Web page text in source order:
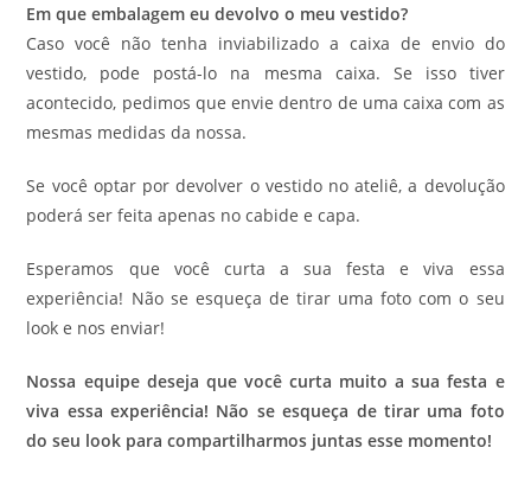
Em que embalagem eu devolvo o meu vestido?
Caso você não tenha inviabilizado a caixa de envio do
vestido, pode postá-lo na mesma caixa. Se isso tiver
acontecido, pedimos que envie dentro de uma caixa com as
mesmas medidas da nossa.
Se você optar por devolver o vestido no ateliê, a devolução
poderá ser feita apenas no cabide e capa.
Esperamos que você curta a sua festa e viva essa
experiência! Não se esqueça de tirar uma foto com o seu
look e nos enviar!
Nossa equipe deseja que você curta muito a sua festa e
viva essa experiência! Não se esqueça de tirar uma foto
do seu look para compartilharmos juntas esse momento!